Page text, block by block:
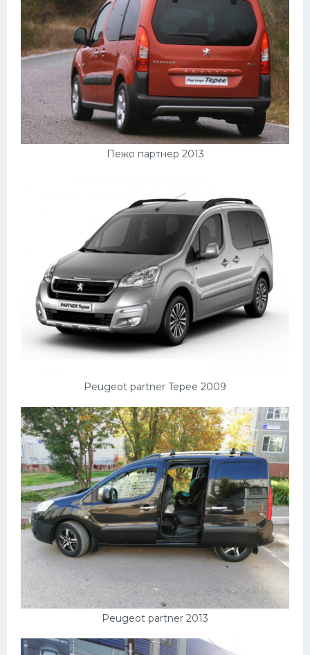
Пежо партнер 2013
Peugeot partner Tepee 2009
Peugeot partner 2013